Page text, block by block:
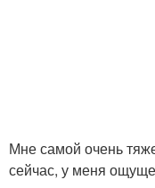
Мне самой очень
сейчас, у меня